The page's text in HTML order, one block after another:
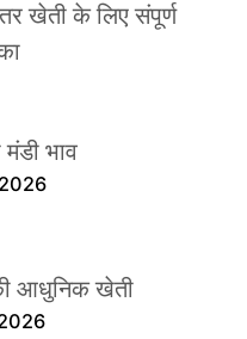
खेती के लिए संपूर्ण
भाव
आधुनिक खेती